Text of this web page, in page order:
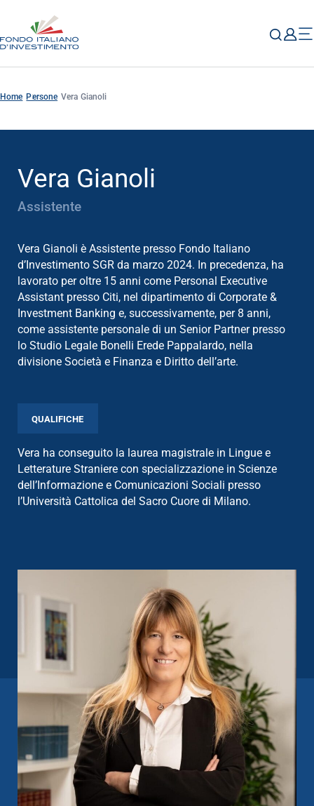
Home Persone Vera Gianoli
Vera Gianoli
Assistente
Vera Gianoli è Assistente presso Fondo Italiano
d’Investimento SGR da marzo 2024. In precedenza, ha
lavorato per oltre 15 anni come Personal Executive
Assistant presso Citi, nel dipartimento di Corporate &
Investment Banking e, successivamente, per 8 anni,
come assistente personale di un Senior Partner presso
lo Studio Legale Bonelli Erede Pappalardo, nella
divisione Società e Finanza e Diritto dell’arte.
QUALIFICHE
Vera ha conseguito la laurea magistrale in Lingue e
Letterature Straniere con specializzazione in Scienze
dell’Informazione e Comunicazioni Sociali presso
l’Università Cattolica del Sacro Cuore di Milano.